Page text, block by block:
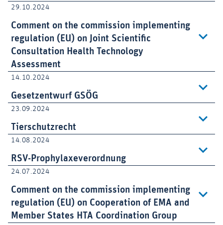
29.10.2024
Comment on the commission implementing
regulation (EU) on Joint Scientific
Consultation Health Technology
Assessment
14.10.2024
Gesetzentwurf GSÖG
23.09.2024
Tierschutzrecht
14.08.2024
RSV-Prophylaxeverordnung
24.07.2024
Comment on the commission implementing
regulation (EU) on Cooperation of EMA and
Member States HTA Coordination Group